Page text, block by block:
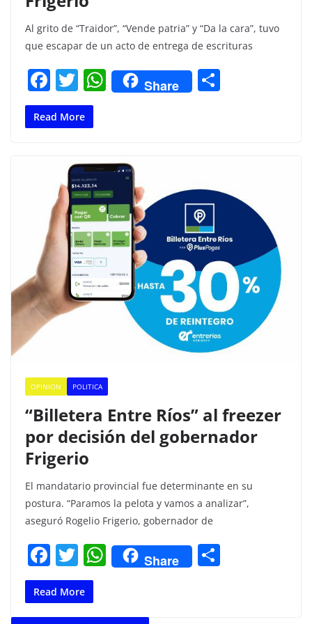
Al grito de “Traidor”, “Vende patria” y “Da la cara”, tuvo
que escapar de un acto de entrega de escrituras
F
a
c
o
o
k
T
w
itt
W
h
A
p
p
Share
tir
Read More
OPINION POLITICA
“Billetera Entre Ríos” al freezer
por decisión del gobernador
Frigerio
El mandatario provincial fue determinante en su
postura. “Paramos la pelota y vamos a analizar”,
aseguró Rogelio Frigerio, gobernador de
F
a
c
T
w
itt
W
h
Share
Read More